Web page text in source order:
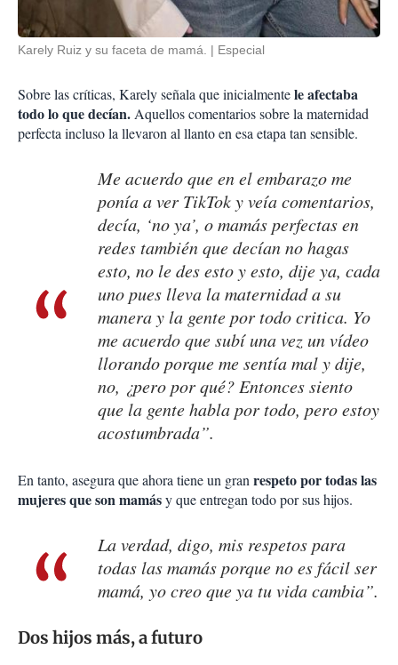
Karely Ruiz y su faceta de mamá. Especial
Sobre las críticas, Karely señala que inicialmentele afectaba
todo lo que decían. Aquellos comentarios sobre la maternidad
perfecta incluso la llevaron al llanto en esa etapa tan sensible.
Me acuerdo que en el embarazo me
ponía a ver TikTok y veía comentarios,
decía, ‘no ya’, o mamás perfectas en
redes también que decían no hagas
esto, no le des esto y esto, dije ya, cada
uno pues lleva la maternidad a su
manera y la gente por todo critica. Yo
me acuerdo que subí una vez un vídeo
llorando porque me sentía mal y dije,
no, ¿pero por qué? Entonces siento
que la gente habla por todo, pero estoy
acostumbrada”.
En tanto, asegura que ahora tiene un gran respeto por todas las
mujeres que son mamásy que entregan todo por sus hijos.
La verdad, digo, mis respetos para
todas las mamás porque no es fácil ser
mamá, yo creo que ya tu vida cambia”.
Dos hijos más, a futuro